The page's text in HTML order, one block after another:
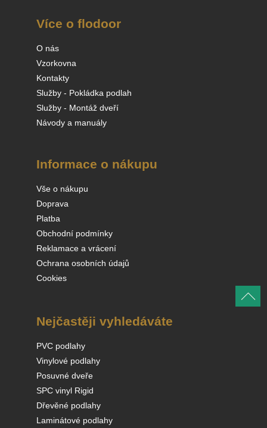
Více o flodoor
O nás
Vzorkovna
Kontakty
Služby - Pokládka podlah
Služby - Montáž dveří
Návody a manuály
Informace o nákupu
Vše o nákupu
Doprava
Platba
Obchodní podmínky
Reklamace a vrácení
Ochrana osobních údajů
Cookies
Nejčastěji vyhledáváte
PVC podlahy
Vinylové podlahy
Posuvné dveře
SPC vinyl Rigid
Dřevěné podlahy
Laminátové podlahy